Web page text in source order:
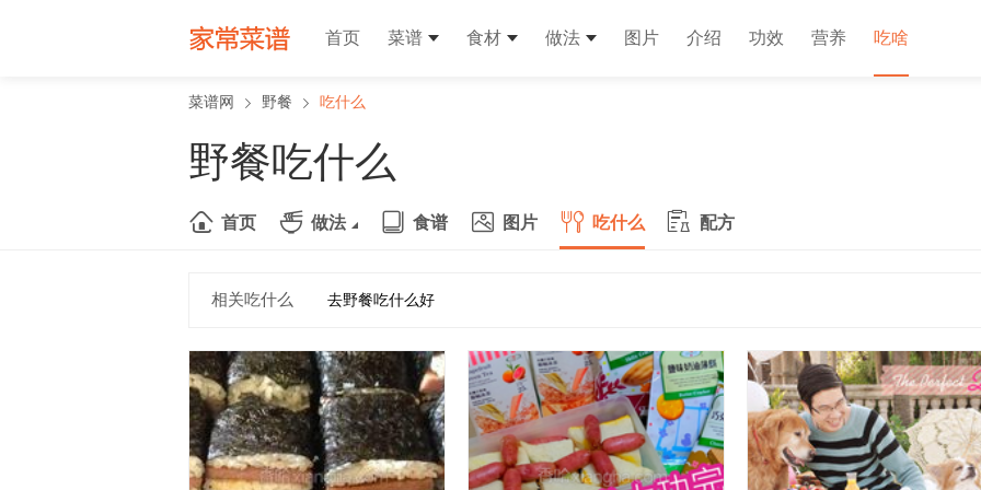
首页 菜谱 食材 做法 图片 介绍 功效 营养 吃啥
菜谱网 野餐 吃什么
野餐吃什么
首页 做法 食谱 图片 吃什么 配方
相关吃什么 去野餐吃什么好